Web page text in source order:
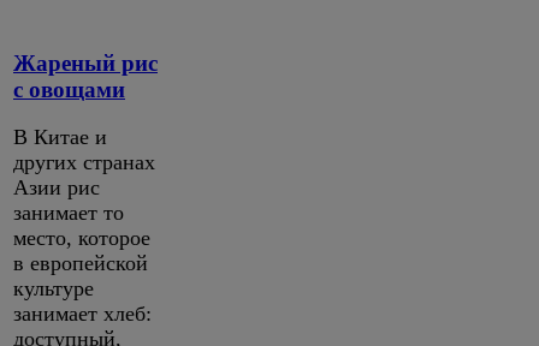
Жареный рис
с овощами
В Китае и
других странах
Азии рис
занимает то
место, которое
в европейской
культуре
занимает хлеб:
доступный,